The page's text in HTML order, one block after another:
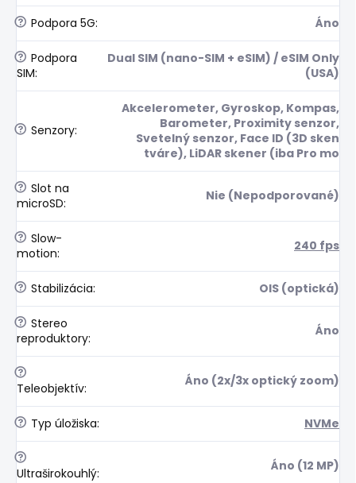
? Podpora 5G: Áno
? Podpora
SIM:
Dual SIM (nano-SIM + eSIM) / eSIM Only
(USA)
? Senzory:
Akcelerometer, Gyroskop, Kompas,
Barometer, Proximity senzor,
Svetelný senzor, Face ID (3D sken
tváre), LiDAR skener (iba Pro mo
? Slot na
microSD: Nie (Nepodporované)
? Slow-
motion: 240 fps
? Stabilizácia: OIS (optická)
? Stereo
reproduktory: Áno
?
Teleobjektív: Áno (2x/3x optický zoom)
? Typ úložiska: NVMe
?
Ultraširokouhlý: Áno (12 MP)